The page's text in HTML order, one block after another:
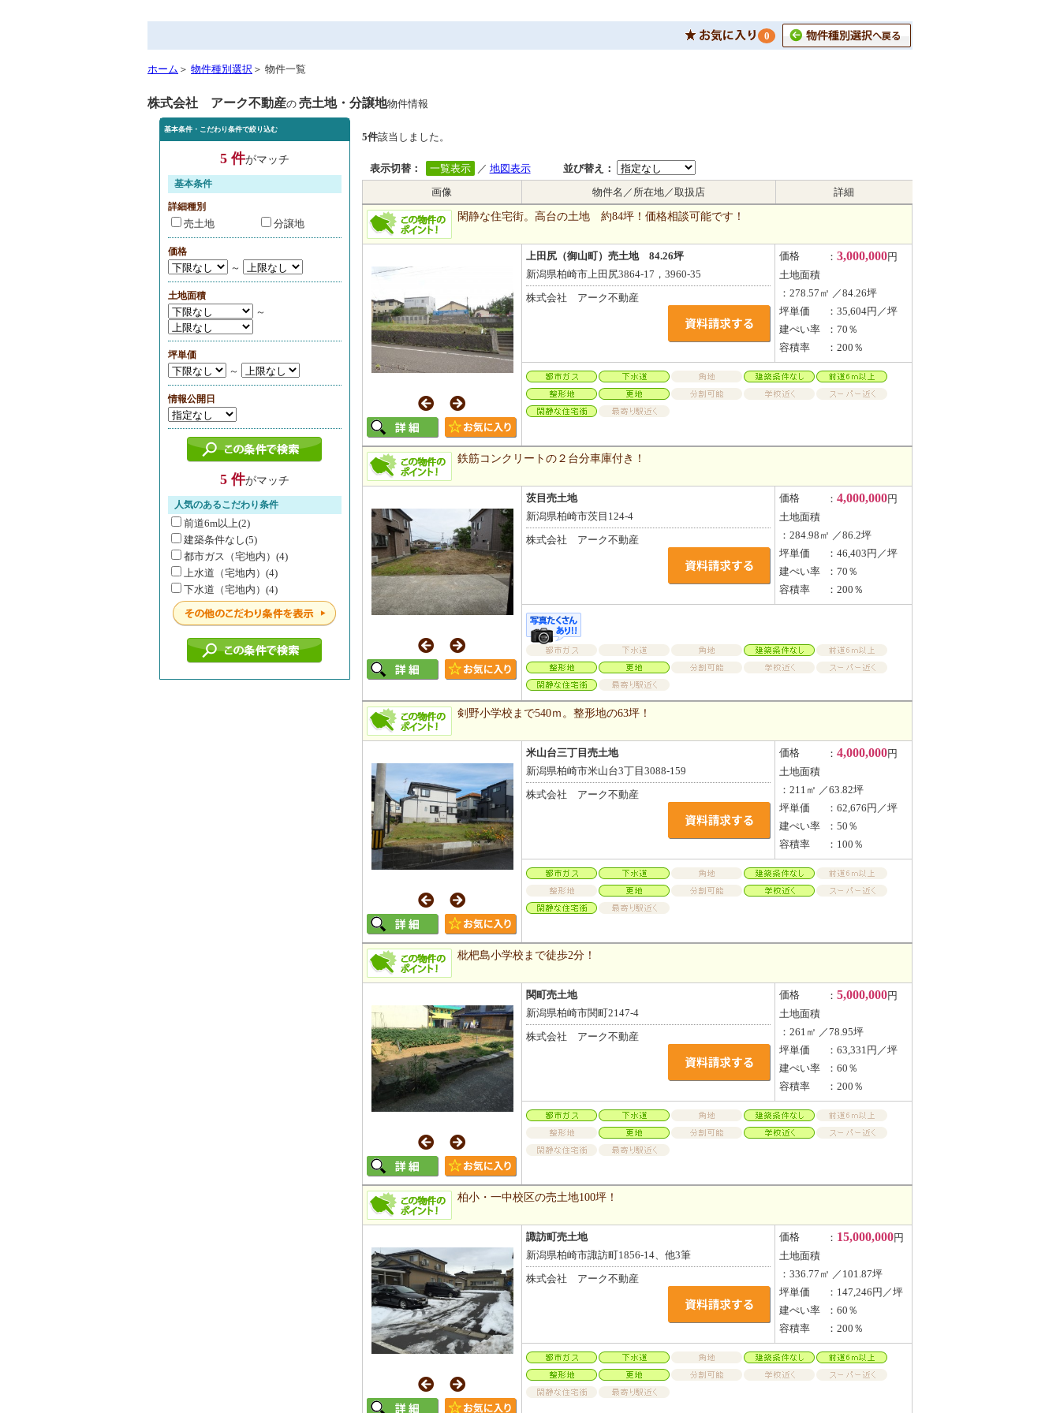
0
ホーム ＞ 物件種別選択 ＞ 物件一覧
株式会社 アーク不動産の 売土地・分譲地物件情報
5件該当しました。
表示切替： 一覧表示 ／ 地図表示
並び替え：
画像
物件名／所在地／取扱店 詳細
閑静な住宅街。高台の土地 約84坪！価格相談可能です！
上田尻（御山町）売土地 84.26坪
新潟県柏崎市上田尻3864-17，3960-35
株式会社 アーク不動産
価格 ：3,000,000円
土地面積
：278.57㎡ ／84.26坪
坪単価
：35,604円／坪
建ぺい率
：70％
容積率
：200％
鉄筋コンクリートの２台分車庫付き！
茨目売土地
新潟県柏崎市茨目124-4
株式会社 アーク不動産
価格 ：4,000,000円
土地面積
：284.98㎡ ／86.2坪
坪単価
：46,403円／坪
建ぺい率
：70％
容積率
：200％
剣野小学校まで540ｍ。整形地の63坪！
米山台三丁目売土地
新潟県柏崎市米山台3丁目3088-159
株式会社 アーク不動産
価格 ：4,000,000円
土地面積
：211㎡ ／63.82坪
坪単価
：62,676円／坪
建ぺい率
：50％
容積率
：100％
枇杷島小学校まで徒歩2分！
関町売土地
新潟県柏崎市関町2147-4
株式会社 アーク不動産
価格 ：5,000,000円
土地面積
：261㎡ ／78.95坪
坪単価
：63,331円／坪
建ぺい率
：60％
容積率
：200％
柏小・一中校区の売土地100坪！
諏訪町売土地
新潟県柏崎市諏訪町1856-14、他3筆
株式会社 アーク不動産
価格 ： 15,000,000円
土地面積
：336.77㎡ ／101.87坪
坪単価
：147,246円／坪
建ぺい率
：60％
容積率
：200％
基本条件・こだわり条件で絞り込む
5 件がマッチ
基本条件
詳細種別
売土地 分譲地
価格
～
土地面積
～
坪単価
～
情報公開日
5 件がマッチ
人気のあるこだわり条件
前道6m以上(2)
建築条件なし(5)
都市ガス（宅地内）(4)
上水道（宅地内）(4)
下水道（宅地内）(4)